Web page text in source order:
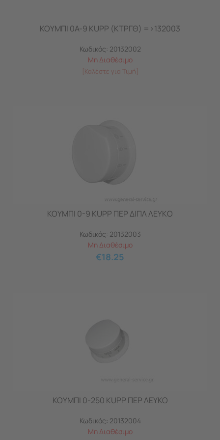
ΚΟΥΜΠΙ 0A-9 KUPP (ΚΤΡΓΘ) =>132003
Κωδικός: 20132002
Μη Διαθέσιμο
[Καλέστε για Τιμή]
ΚΟΥΜΠΙ 0-9 KUPP ΠΕΡ ΔΙΠΛ ΛΕΥΚO
Κωδικός: 20132003
Μη Διαθέσιμο
€18.25
ΚΟΥΜΠΙ 0-250 KUPP ΠΕΡ ΛΕΥΚΟ
Κωδικός: 20132004
Μη Διαθέσιμο